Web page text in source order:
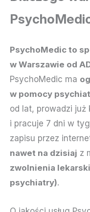
PsychoMedic to
w Warszawie od
PsychoMedic ma
w pomocy
od lat, prowadzi już
i pracuje 7 dni w
zapisu przez
nawet na dzisiaj z
zwolnienia
psychiatry).